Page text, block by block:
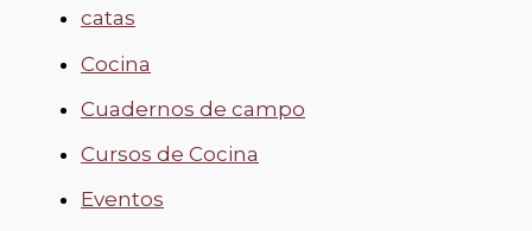
catas
Cocina
Cuadernos de campo
Cursos de Cocina
Eventos